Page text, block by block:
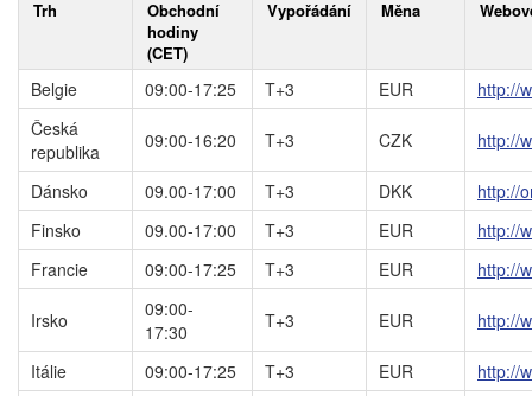
Trh
Obchodní
hodiny
(CET)
Vypořádání Měna
Belgie 09:00-17:25 T+3 EUR
http://
Česká
republika
09:00-16:20 T+3 CZK http://
Dánsko 09.00-17:00 T+3 DKK
http://
Finsko
09.00-17:00 T+3 EUR
http://
Francie
09:00-17:25 T+3 EUR http://
Irsko
09:00-
17:30
T+3 EUR http://
Itálie 09:00-17:25 T+3 EUR
http://